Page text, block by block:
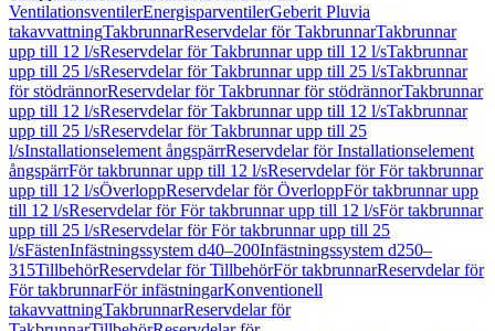
VentilationsventilerEnergisparventilerGeberit Pluvia
takavvattningTakbrunnarReservdelar för TakbrunnarTakbrunnar
upp till 12 l/sReservdelar för Takbrunnar upp till 12 l/sTakbrunnar
upp till 25 l/sReservdelar för Takbrunnar upp till 25 l/sTakbrunnar
för stödrännorReservdelar för Takbrunnar för stödrännorTakbrunnar
upp till 12 l/sReservdelar för Takbrunnar upp till 12 l/sTakbrunnar
upp till 25 l/sReservdelar för Takbrunnar upp till 25
l/sInstallationselement ångspärrReservdelar för Installationselement
ångspärrFör takbrunnar upp till 12 l/sReservdelar för För takbrunnar
upp till 12 l/sÖverloppReservdelar för ÖverloppFör takbrunnar upp
till 12 l/sReservdelar för För takbrunnar upp till 12 l/sFör takbrunnar
upp till 25 l/sReservdelar för För takbrunnar upp till 25
l/sFästenInfästningssystem d40–200Infästningssystem d250–
315TillbehörReservdelar för TillbehörFör takbrunnarReservdelar för
För takbrunnarFör infästningarKonventionell
takavvattningTakbrunnarReservdelar för